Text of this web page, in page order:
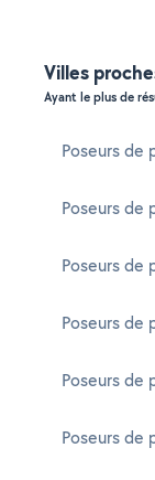
Villes
Ayant le plus de
Poseurs de
Poseurs de
Poseurs de
Poseurs de
Poseurs de
Poseurs de